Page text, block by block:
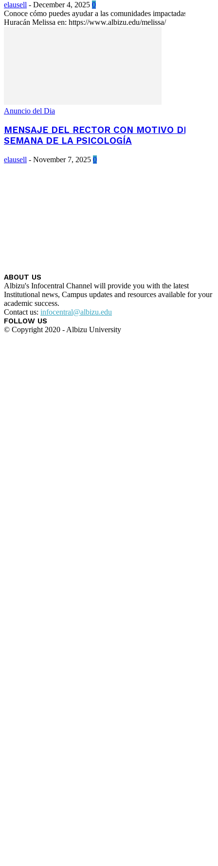
elausell - December 4, 2025 0
Conoce cómo puedes ayudar a las comunidades impactadas por el
Huracán Melissa en: https://www.albizu.edu/melissa/
Anuncio del Dia
MENSAJE DEL RECTOR CON MOTIVO DE LA
SEMANA DE LA PSICOLOGÍA
elausell - November 7, 2025 0
ABOUT US
Albizu's Infocentral Channel will provide you with the latest
Institutional news, Campus updates and resources available for your
academic success.
Contact us: infocentral@albizu.edu
FOLLOW US
© Copyright 2020 - Albizu University